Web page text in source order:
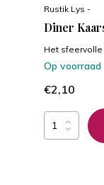
Rustik Lys -
Diner
Het sfeervolle
Op voorraad
€2,10